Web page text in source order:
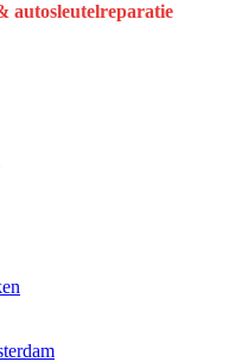
autosleutelreparatie